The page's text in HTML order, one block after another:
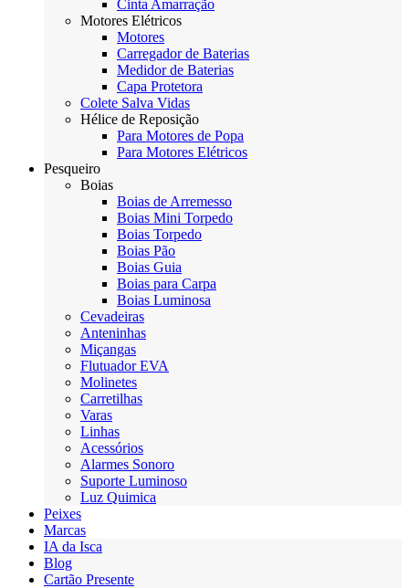
Cinta Amarração
Motores Elétricos
Motores
Carregador de Baterias
Medidor de Baterias
Capa Protetora
Colete Salva Vidas
Hélice de Reposição
Para Motores de Popa
Para Motores Elétricos
Pesqueiro
Boias
Boias de Arremesso
Boias Mini Torpedo
Boias Torpedo
Boias Pão
Boias Guia
Boias para Carpa
Boias Luminosa
Cevadeiras
Anteninhas
Miçangas
Flutuador EVA
Molinetes
Carretilhas
Varas
Linhas
Acessórios
Alarmes Sonoro
Suporte Luminoso
Luz Quimica
Peixes
Marcas
IA da Isca
Blog
Cartão Presente